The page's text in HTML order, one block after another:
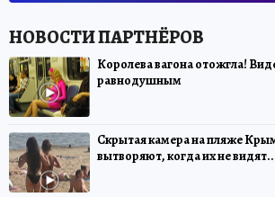
Королева вагона отожгла!
равнодушным
Скрытая камера на пляже
вытворяют, когда их не